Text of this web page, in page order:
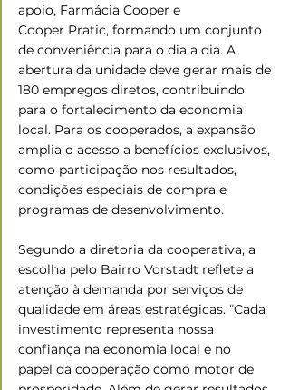
apoio, Farmácia Cooper e
Cooper Pratic, formando um conjunto
de conveniência para o dia a dia. A
abertura da unidade deve gerar mais de
180 empregos diretos, contribuindo
para o fortalecimento da economia
local. Para os cooperados, a expansão
amplia o acesso a benefícios exclusivos,
como participação nos resultados,
condições especiais de compra e
programas de desenvolvimento.
Segundo a diretoria da cooperativa, a
escolha pelo Bairro Vorstadt reflete a
atenção à demanda por serviços de
qualidade em áreas estratégicas. “Cada
investimento representa nossa
confiança na economia local e no
papel da cooperação como motor de